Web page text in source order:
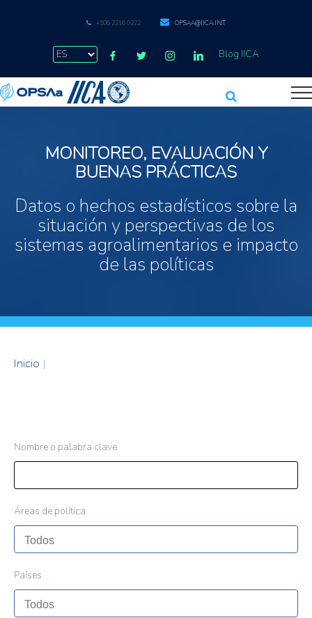
+506 2216 0222 OPSAA@IICA.INT
Blog IICA
MONITOREO, EVALUACIÓN Y
BUENAS PRÁCTICAS
Datos o hechos estadísticos sobre la
situación y perspectivas de los
sistemas agroalimentarios e impacto
de las políticas
Inicio |
Nombre o palabra clave
Áreas de política
Países